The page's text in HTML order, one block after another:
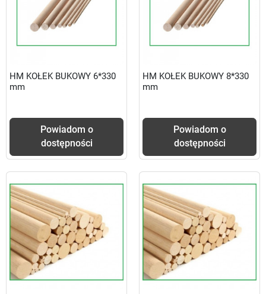
HM KOŁEK BUKOWY 6*330
mm
Powiadom o
dostępności
HM KOŁEK BUKOWY 8*330
mm
Powiadom o
dostępności